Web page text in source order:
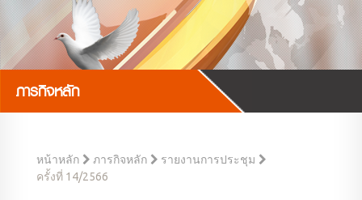
ภารกิจหลัก
หน้าหลัก ภารกิจหลัก รายงานการประชุม
ครั้งที่ 14/2566